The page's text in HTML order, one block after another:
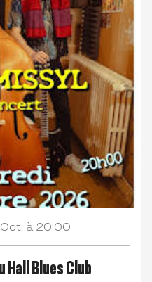
Oct. à 20:00
Blues Club